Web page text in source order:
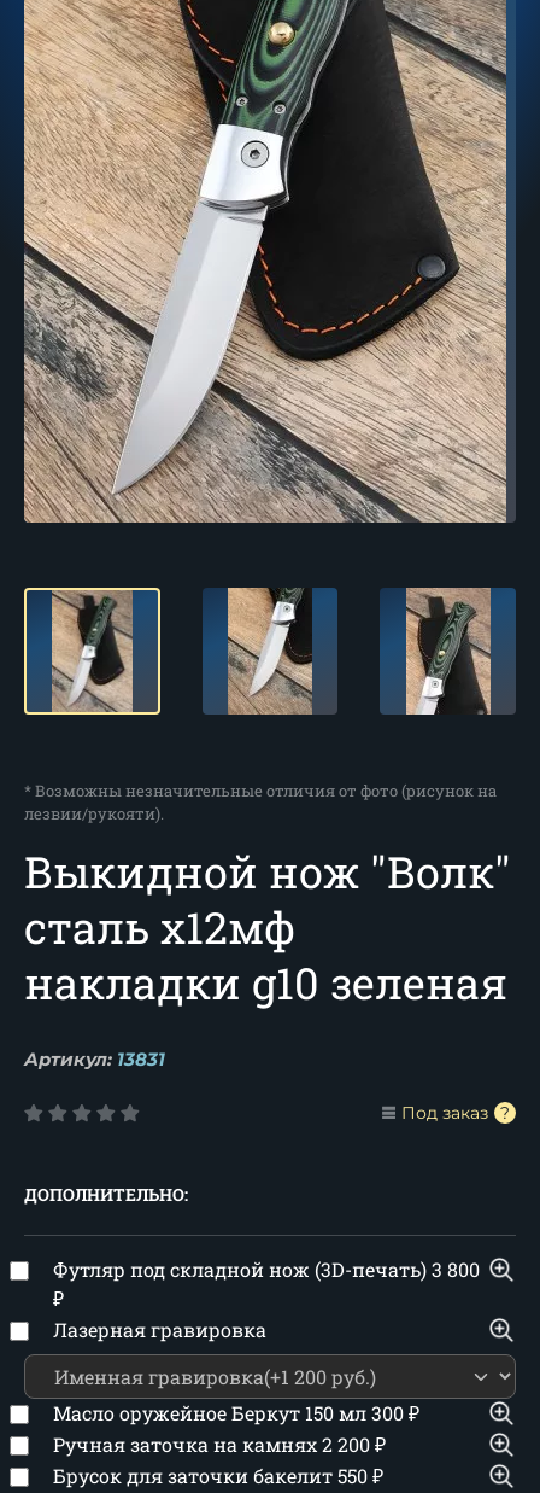
* Возможны незначительные отличия от фото (рисунок на
лезвии/рукояти).
Выкидной нож "Волк"
сталь х12мф
накладки g10 зеленая
Артикул: 13831
Под заказ
ДОПОЛНИТЕЛЬНО:
Футляр под складной нож (3D-печать)3 800
₽
Лазерная гравировка
Масло оружейное Беркут 150 мл300₽
Ручная заточка на камнях2 200₽
Брусок для заточки бакелит550₽